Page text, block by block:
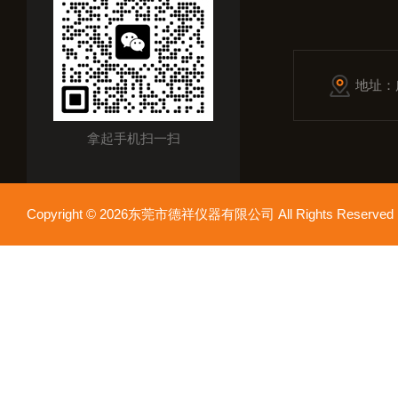
拿起手机扫一扫
地址
Copyright © 2026东莞市德祥仪器有限公司 All Rights